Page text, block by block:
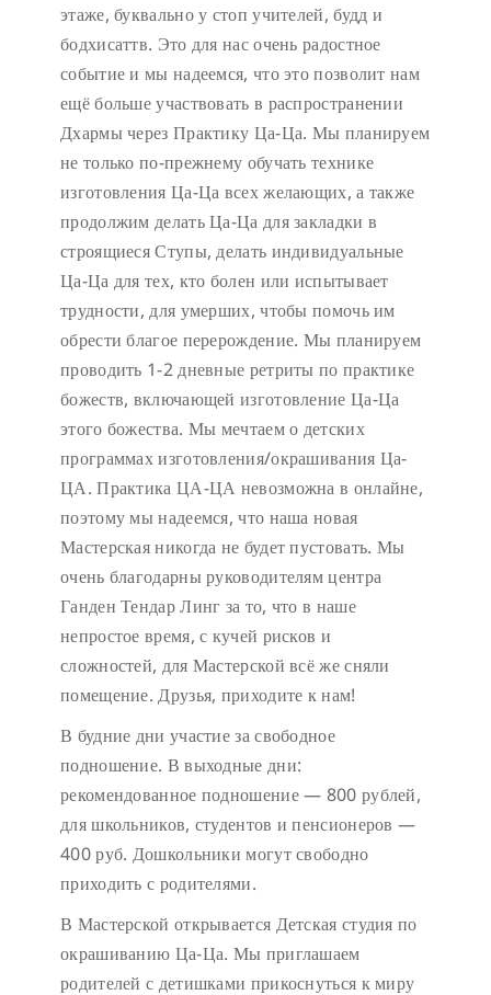
этаже, буквально у стоп учителей, будд и
бодхисаттв. Это для нас очень радостное
событие и мы надеемся, что это позволит нам
ещё больше участвовать в распространении
Дхармы через Практику Ца-Ца. Мы планируем
не только по-прежнему обучать технике
изготовления Ца-Ца всех желающих, а также
продолжим делать Ца-Ца для закладки в
строящиеся Ступы, делать индивидуальные
Ца-Ца для тех, кто болен или испытывает
трудности, для умерших, чтобы помочь им
обрести благое перерождение. Мы планируем
проводить 1-2 дневные ретриты по практике
божеств, включающей изготовление Ца-Ца
этого божества. Мы мечтаем о детских
программах изготовления/окрашивания Ца-
ЦА. Практика ЦА-ЦА невозможна в онлайне,
поэтому мы надеемся, что наша новая
Мастерская никогда не будет пустовать. Мы
очень благодарны руководителям центра
Ганден Тендар Линг за то, что в наше
непростое время, с кучей рисков и
сложностей, для Мастерской всё же сняли
помещение. Друзья, приходите к нам!
В будние дни участие за свободное
подношение. В выходные дни:
рекомендованное подношение — 800 рублей,
для школьников, студентов и пенсионеров —
400 руб. Дошкольники могут свободно
приходить с родителями.
В Мастерской открывается Детская студия по
окрашиванию Ца-Ца. Мы приглашаем
родителей с детишками прикоснуться к миру